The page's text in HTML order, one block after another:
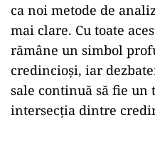
ca noi metode de
mai clare. Cu toate
rămâne un simbol
credincioși, iar
sale continuă să fie
intersecția dintre